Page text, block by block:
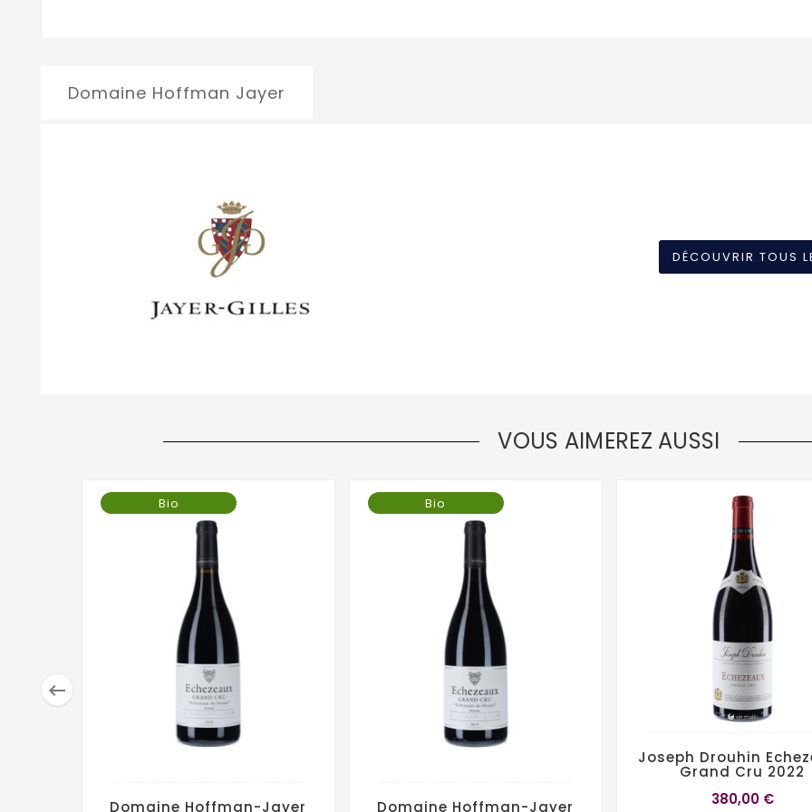
Domaine Hoffman Jayer
DÉCOUVRIR TOUS
VOUS AIMEREZ AUSSI

Bio
Domaine Hoffman-Jayer
Bio
Domaine Hoffman-Jayer
Joseph Drouhin
Grand Cru 2022
380,00 €